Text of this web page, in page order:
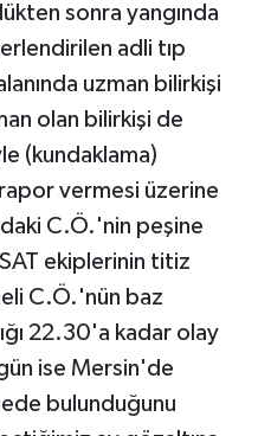
sonra yangında
adli tıp
uzman bilirkişi
olan bilirkişi de
(kundaklama)
rapor vermesi üzerine
C.Ö.'nin peşine
ekiplerinin titiz
C.Ö.'nün baz
22.30'a kadar olay
ise Mersin'de
bulunduğunu